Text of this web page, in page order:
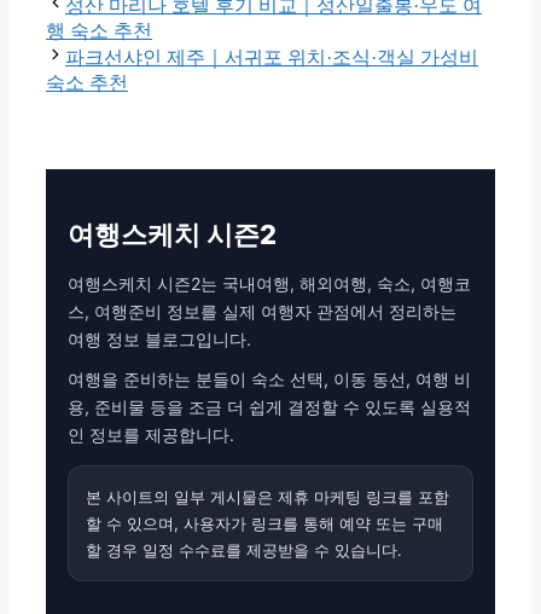
고
리
성산 마리나 호텔 후기 비교｜성산일출봉·우도 여
행 숙소 추천
파크선샤인 제주｜서귀포 위치·조식·객실 가성비
숙소 추천
여행스케치 시즌2
여행스케치 시즌2는 국내여행, 해외여행, 숙소, 여행코
스, 여행준비 정보를 실제 여행자 관점에서 정리하는
여행 정보 블로그입니다.
여행을 준비하는 분들이 숙소 선택, 이동 동선, 여행 비
용, 준비물 등을 조금 더 쉽게 결정할 수 있도록 실용적
인 정보를 제공합니다.
본 사이트의 일부 게시물은 제휴 마케팅 링크를 포함
할 수 있으며, 사용자가 링크를 통해 예약 또는 구매
할 경우 일정 수수료를 제공받을 수 있습니다.